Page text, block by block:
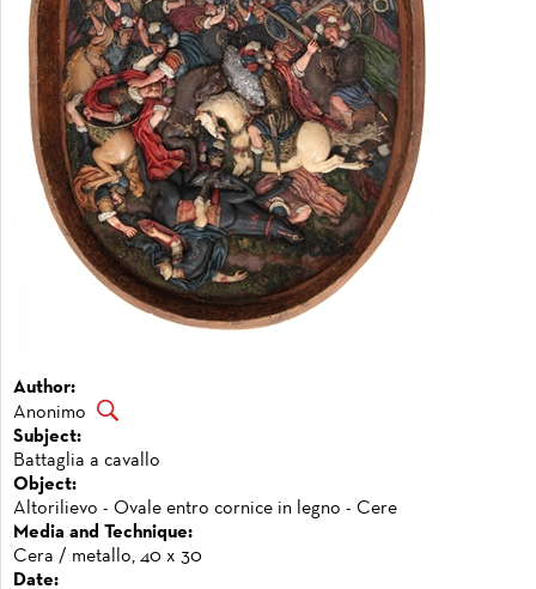
Author:
Anonimo
Subject:
Battaglia a cavallo
Object:
Altorilievo - Ovale entro cornice in legno - Cere
Media and Technique:
Cera / metallo, 40 x 30
Date: